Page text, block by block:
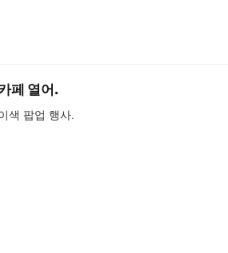
페 열어.
색 팝업 행사.